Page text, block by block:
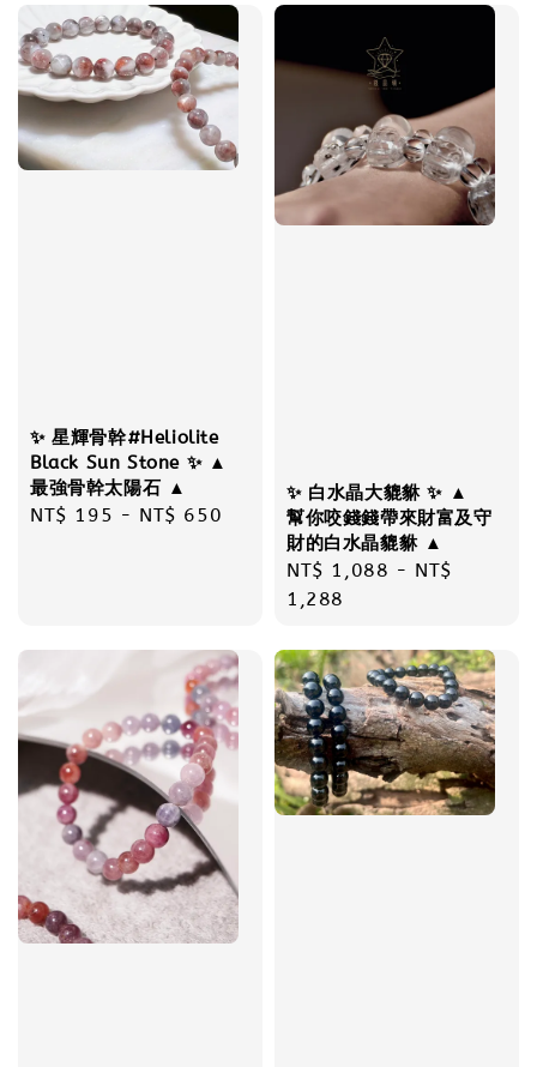
✨ 星輝骨幹#Heliolite
Black Sun Stone ✨ ▲
最強骨幹太陽石 ▲
Regular
NT$ 195 - NT$ 650
✨ 白水晶大貔貅 ✨ ▲
幫你咬錢錢帶來財富及守
財的白水晶貔貅 ▲
Regular
price
NT$ 1,088 - NT$
1,288